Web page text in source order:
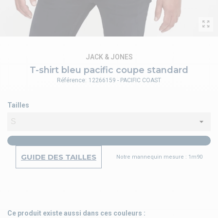
T-shirt bleu pacific coupe standard
JACK & JONES
Tailles
GUIDE DES TAILLES Notre mannequin mesure : 1m90
Référence: 12266159 - PACIFIC COAST
Ce produit existe aussi dans ces couleurs :